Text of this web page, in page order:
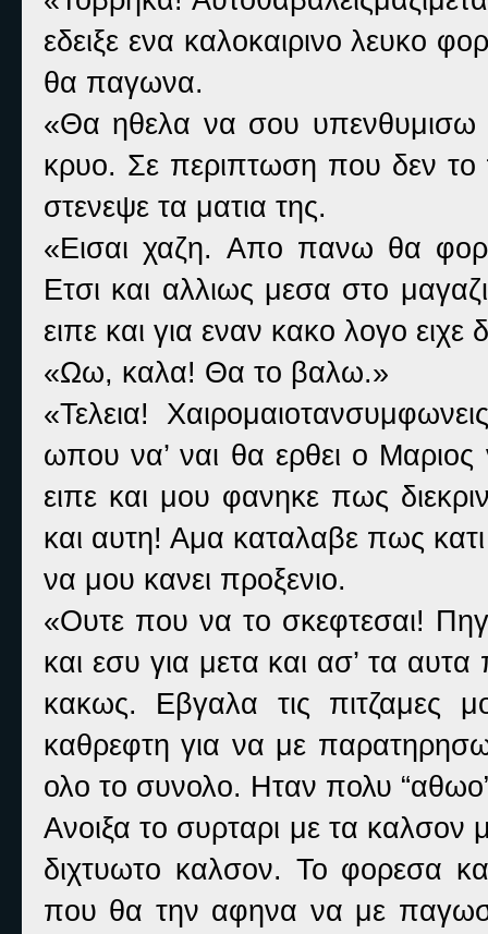
εδειξε ενα καλοκαιρινο λευκο
θα παγωνα.
«Θα ηθελα να σου υπενθυμισω
κρυο. Σε περιπτωση που δεν το
στενεψε τα ματια της.
«Εισαι χαζη. Απο πανω θα
Ετσι και αλλιως μεσα στο
ειπε και για εναν κακο λογο ειχε
«Ωω, καλα! Θα το βαλω.»
«Τελεια!
ωπου να’ ναι θα ερθει ο Μαριος
ειπε και μου φανηκε πως
και αυτη! Αμα καταλαβε πως
να μου κανει προξενιο.
«Ουτε που να το σκεφτεσαι!
και εσυ για μετα και ασ’ τα
κακως. Εβγαλα τις πιτζαμες
καθρεφτη για να με
ολο το συνολο. Ηταν πολυ
Ανοιξα το συρταρι με τα
διχτυωτο καλσον. Το φορεσα
που θα την αφηνα να με